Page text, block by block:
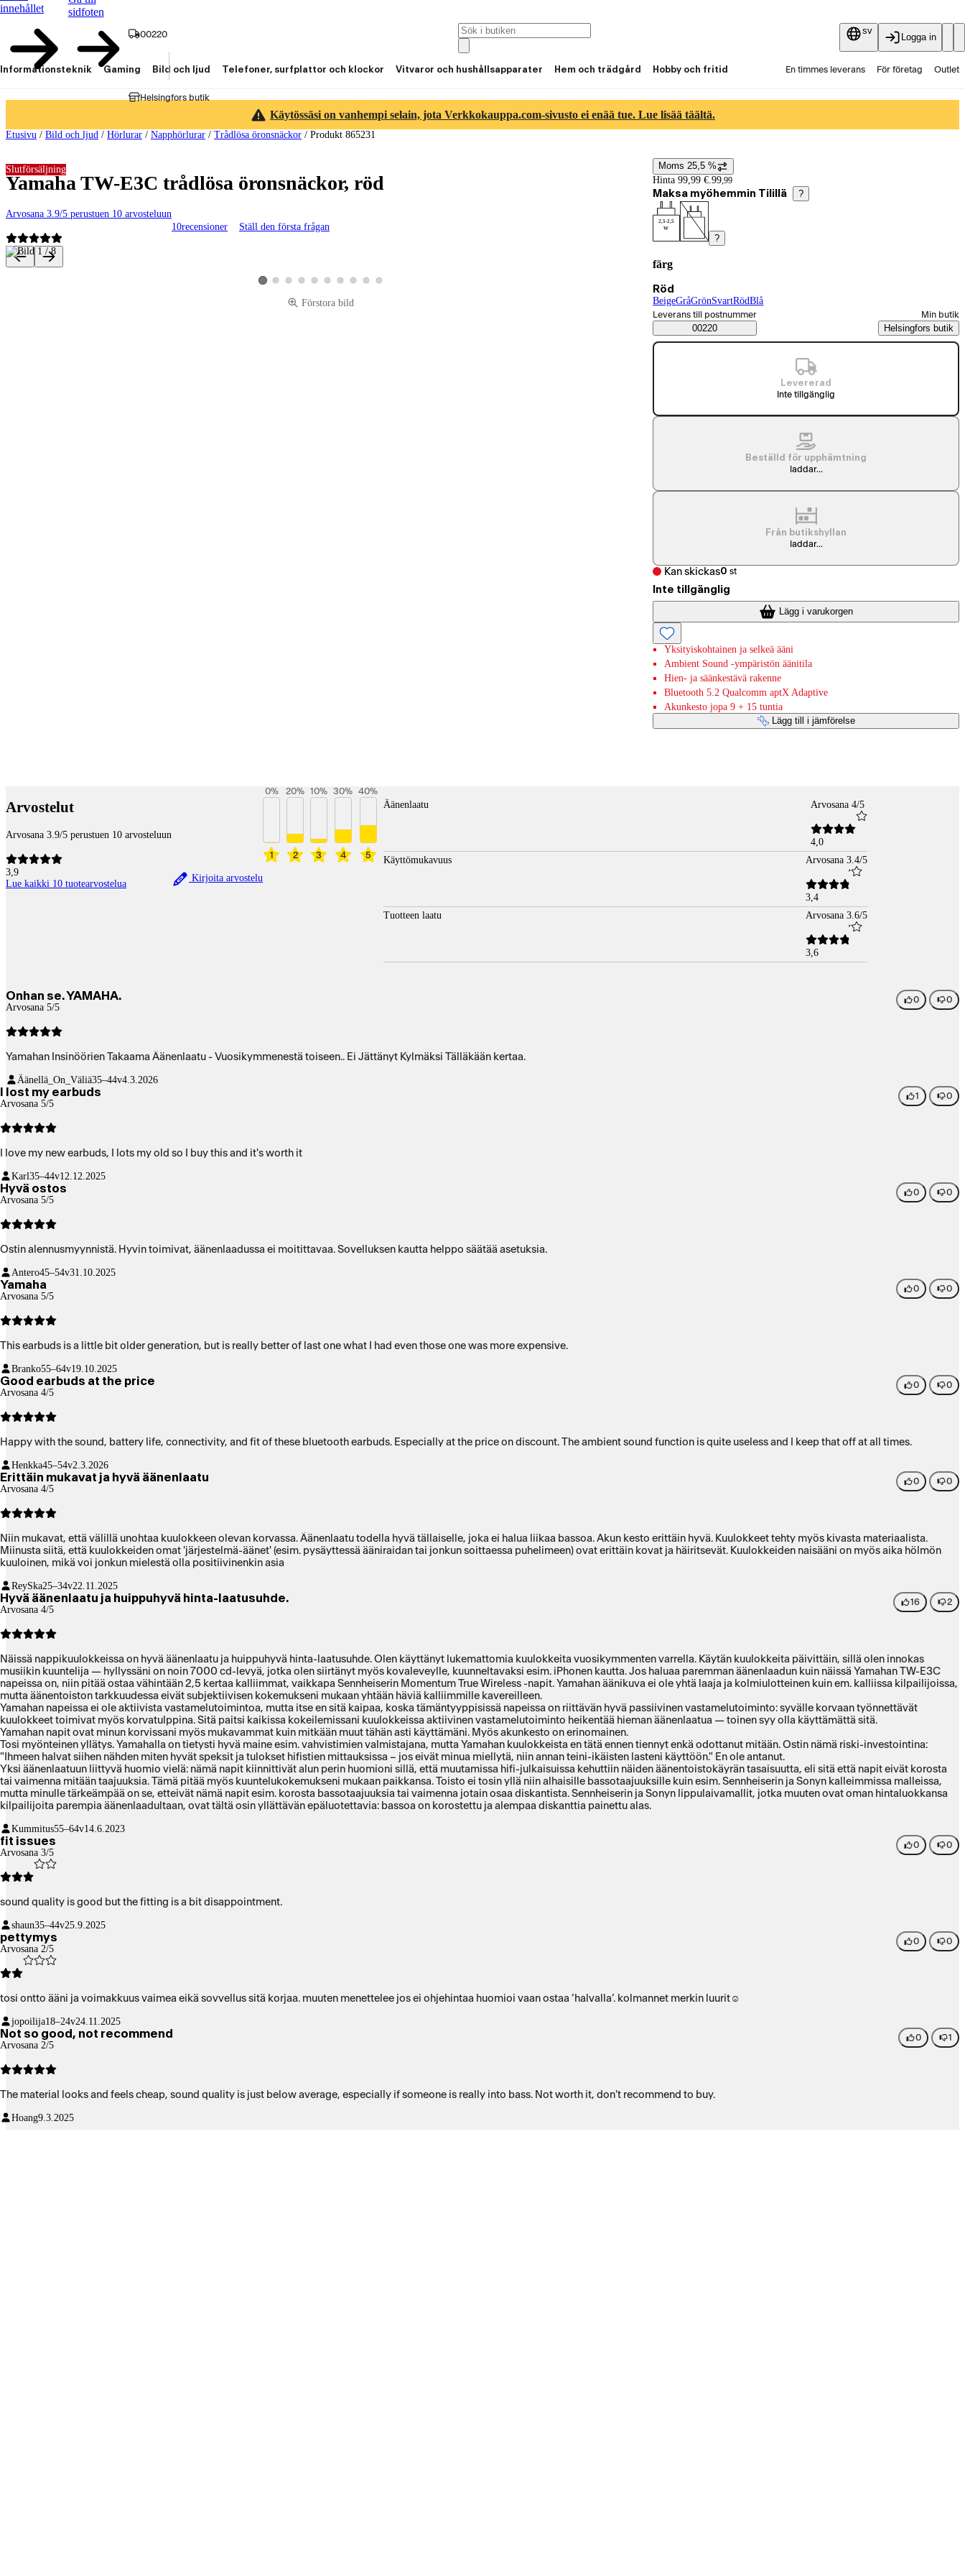
innehållet
sidfoten
00220
Helsingfors butik
sv
Logga in
Informationsteknik Gaming Bild och ljud Telefoner, surfplattor och klockor Vitvaror och hushållsapparater Hem och trädgård Hobby och fritid En timmes leverans För företag Outlet
Käytössäsi on vanhempi selain, jota Verkkokauppa.com-sivusto ei enää tue. Lue lisää täältä.
Etusivu / Bild och ljud / Hörlurar / Napphörlurar / Trådlösa öronsnäckor / Produkt 865231
Yamaha TW-E3C trådlösa öronsnäckor, röd
Arvosana 3.9/5 perustuen 10 arvosteluun
10recensioner Ställ den första frågan
Slutförsäljning
Produktbilder och videor
Visa produktbild 1
Visa produktbild 2
Visa produktbild 3
Visa produktbild 4
Visa produktbild 5
Visa produktbild 6
Visa produktbild 7
Visa produktbild 8
Visa produktbild 9
Visa produktbild 10
Förstora bild
Prisinformation
Moms 25,5 %
Hinta 99,99 €.99,99
Maksa myöhemmin Tilillä ?
2,5-2,5
W
?
färg
Nuvarande val Röd
Röd
Beige(färg)
Grå(färg)
Grön(färg)
Svart(färg)
Röd(färg
Blå
Saatavuustiedot
Välj beställningssätt
Leverans till postnummer
00220
Min butik
Helsingfors butik
Levererad
Inte tillgänglig
Beställd för upphämtning
laddar...
Från butikshyllan
laddar...
Kan skickas0 st
Inte tillgänglig
Lägg i varukorgen
Yksityiskohtainen ja selkeä ääni
Ambient Sound -ympäristön äänitila
Hien- ja säänkestävä rakenne
Bluetooth 5.2 Qualcomm aptX Adaptive
Akunkesto jopa 9 + 15 tuntia
Lägg till i jämförelse
Arvostelut
Arvosana 3.9/5 perustuen 10 arvosteluun
3,9
Lue kaikki 10 tuotearvostelua
Kirjoita arvostelu
1
0%
2
20%
3
10%
4
30%
5
40%
Äänenlaatu Arvosana 4/5
4,0
Käyttömukavuus
Arvosana 3.4/5
3,4
Tuotteen laatu
Arvosana 3.6/5
3,6
Onhan se. YAMAHA.
Arvosana 5/5
0 0
Yamahan Insinöörien Takaama Äänenlaatu - Vuosikymmenestä toiseen.. Ei Jättänyt Kylmäksi Tälläkään kertaa.
Äänellä_On_Väliä35–44v4.3.2026
I lost my earbuds
Arvosana 5/5
1 0
I love my new earbuds, I lots my old so I buy this and it's worth it
Karl35–44v12.12.2025
Hyvä ostos
Arvosana 5/5
0 0
Ostin alennusmyynnistä. Hyvin toimivat, äänenlaadussa ei moitittavaa. Sovelluksen kautta helppo säätää asetuksia.
Antero45–54v31.10.2025
Yamaha
Arvosana 5/5
0 0
This earbuds is a little bit older generation, but is really better of last one what I had even those one was more expensive.
Branko55–64v19.10.2025
Good earbuds at the price
Arvosana 4/5
0 0
Happy with the sound, battery life, connectivity, and fit of these bluetooth earbuds. Especially at the price on discount. The ambient sound function is quite useless and I keep that off at all times.
Henkka45–54v2.3.2026
Erittäin mukavat ja hyvä äänenlaatu
Arvosana 4/5
0 0
Niin mukavat, että välillä unohtaa kuulokkeen olevan korvassa. Äänenlaatu todella hyvä tällaiselle, joka ei halua liikaa bassoa. Akun kesto erittäin hyvä. Kuulokkeet tehty myös kivasta materiaalista.
Miinusta siitä, että kuulokkeiden omat 'järjestelmä-äänet' (esim. pysäyttessä ääniraidan tai jonkun soittaessa puhelimeen) ovat erittäin kovat ja häiritsevät. Kuulokkeiden naisääni on myös aika hölmön
kuuloinen, mikä voi jonkun mielestä olla positiivinenkin asia
ReySka25–34v22.11.2025
Hyvä äänenlaatu ja huippuhyvä hinta-laatusuhde.
Arvosana 4/5
16 2
Näissä nappikuulokkeissa on hyvä äänenlaatu ja huippuhyvä hinta-laatusuhde. Olen käyttänyt lukemattomia kuulokkeita vuosikymmenten varrella. Käytän kuulokkeita päivittäin, sillä olen innokas
musiikin kuuntelija — hyllyssäni on noin 7000 cd-levyä, jotka olen siirtänyt myös kovaleveylle, kuunneltavaksi esim. iPhonen kautta. Jos haluaa paremman äänenlaadun kuin näissä Yamahan TW-E3C
napeissa on, niin pitää ostaa vähintään 2,5 kertaa kalliimmat, vaikkapa Sennheiserin Momentum True Wireless -napit. Yamahan äänikuva ei ole yhtä laaja ja kolmiulotteinen kuin em. kalliissa kilpailijoissa,
mutta äänentoiston tarkkuudessa eivät subjektiivisen kokemukseni mukaan yhtään häviä kalliimmille kavereilleen.
Yamahan napeissa ei ole aktiivista vastamelutoimintoa, mutta itse en sitä kaipaa, koska tämäntyyppisissä napeissa on riittävän hyvä passiivinen vastamelutoiminto: syvälle korvaan työnnettävät
kuulokkeet toimivat myös korvatulppina. Sitä paitsi kaikissa kokeilemissani kuulokkeissa aktiivinen vastamelutoiminto heikentää hieman äänenlaatua — toinen syy olla käyttämättä sitä.
Yamahan napit ovat minun korvissani myös mukavammat kuin mitkään muut tähän asti käyttämäni. Myös akunkesto on erinomainen.
Tosi myönteinen yllätys. Yamahalla on tietysti hyvä maine esim. vahvistimien valmistajana, mutta Yamahan kuulokkeista en tätä ennen tiennyt enkä odottanut mitään. Ostin nämä riski-investointina:
"Ihmeen halvat siihen nähden miten hyvät speksit ja tulokset hifistien mittauksissa – jos eivät minua miellytä, niin annan teini-ikäisten lasteni käyttöön." En ole antanut.
Yksi äänenlaatuun liittyvä huomio vielä: nämä napit kiinnittivät alun perin huomioni sillä, että muutamissa hifi-julkaisuissa kehuttiin näiden äänentoistokäyrän tasaisuutta, eli sitä että napit eivät korosta
tai vaimenna mitään taajuuksia. Tämä pitää myös kuuntelukokemukseni mukaan paikkansa. Toisto ei tosin yllä niin alhaisille bassotaajuuksille kuin esim. Sennheiserin ja Sonyn kalleimmissa malleissa,
mutta minulle tärkeämpää on se, etteivät nämä napit esim. korosta bassotaajuuksia tai vaimenna jotain osaa diskantista. Sennheiserin ja Sonyn lippulaivamallit, jotka muuten ovat oman hintaluokkansa
kilpailijoita parempia äänenlaadultaan, ovat tältä osin yllättävän epäluotettavia: bassoa on korostettu ja alempaa diskanttia painettu alas.
Kummitus55–64v14.6.2023
fit issues
Arvosana 3/5
0 0
sound quality is good but the fitting is a bit disappointment.
shaun35–44v25.9.2025
pettymys
Arvosana 2/5
0 0
tosi ontto ääni ja voimakkuus vaimea eikä sovvellus sitä korjaa. muuten menettelee jos ei ohjehintaa huomioi vaan ostaa ’halvalla’. kolmannet merkin luurit☺️
jopoilija18–24v24.11.2025
Not so good, not recommend
Arvosana 2/5
0 1
The material looks and feels cheap, sound quality is just below average, especially if someone is really into bass. Not worth it, don't recommend to buy.
Hoang9.3.2025